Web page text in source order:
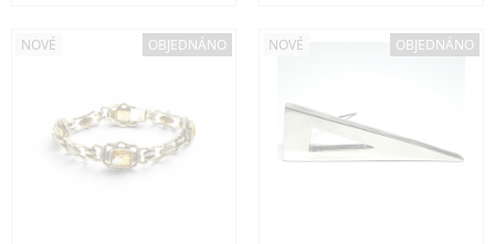
NOVÉ OBJEDNÁNO NOVÉ OBJEDNÁNO